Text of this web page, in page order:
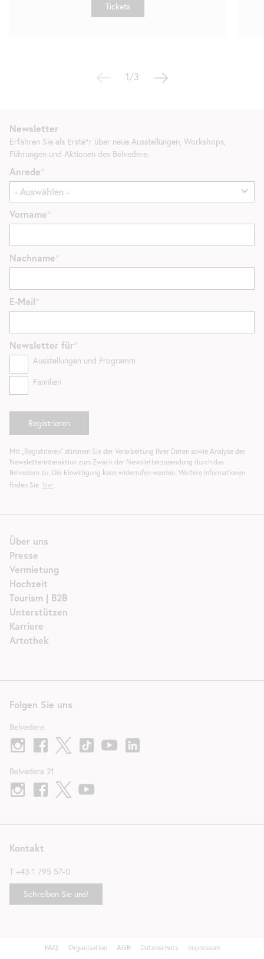
Tickets
1/3
Über uns
Presse
Vermietung
Hochzeit
Tourism | B2B
Unterstützen
Karriere
Artothek
Kontakt
T +43 1 795 57-0
Schreiben Sie uns!
Folgen Sie uns
Belvedere
Belvedere 21
Newsletter
Erfahren Sie als Erste*r über neue Ausstellungen, Workshops,
Führungen und Aktionen des Belvedere.
Anrede
Vorname
Nachname
E-Mail
Newsletter für
Ausstellungen und Programm
Familien
Mit „Registrieren“ stimmen Sie der Verarbeitung Ihrer Daten sowie Analyse der
Newsletterinteraktion zum Zweck der Newsletterzusendung durch das
Belvedere zu. Die Einwilligung kann widerrufen werden. Weitere Informationen
finden Sie hier
FAQ Organisation AGB Datenschutz Impressum